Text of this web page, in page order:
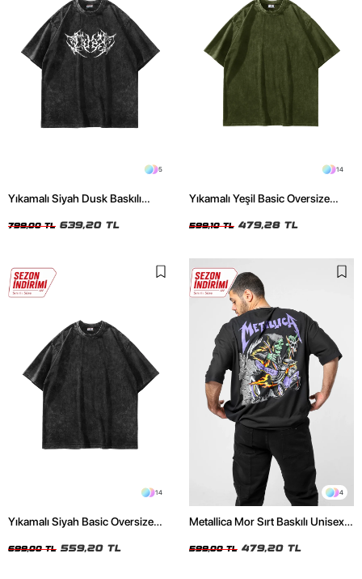
5
Yıkamalı Siyah Dusk Baskılı
799,00 TL 639,20 TL
14
Yıkamalı Yeşil Basic Oversize
599,10 TL 479,28 TL
14
Yıkamalı Siyah Basic Oversize
699,00 TL 559,20 TL
4
Metallica Mor Sırt Baskılı Unisex
599,00 TL 479,20 TL